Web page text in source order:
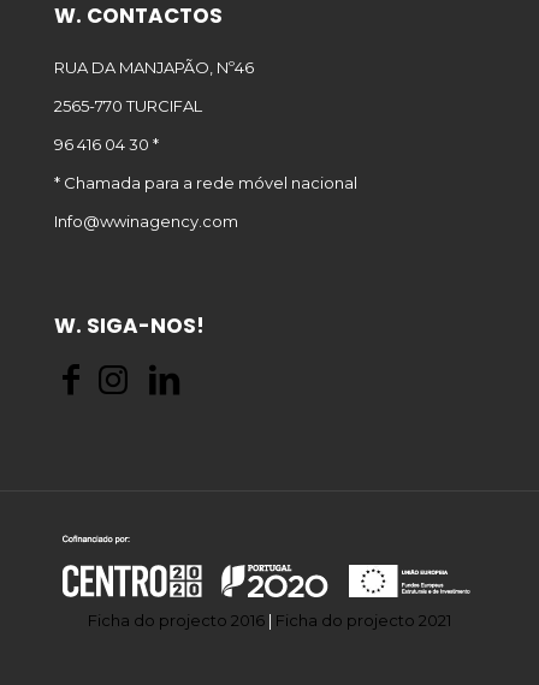
W. CONTACTOS
RUA DA MANJAPÃO, Nº46
2565-770 TURCIFAL
96 416 04 30 *
* Chamada para a rede móvel nacional
Info@wwinagency.com
W. SIGA-NOS!
Ficha do projecto 2016 | Ficha do projecto 2021